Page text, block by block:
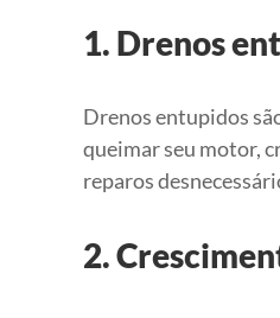
1. Drenos
Drenos entupidos
queimar seu motor,
reparos
2.